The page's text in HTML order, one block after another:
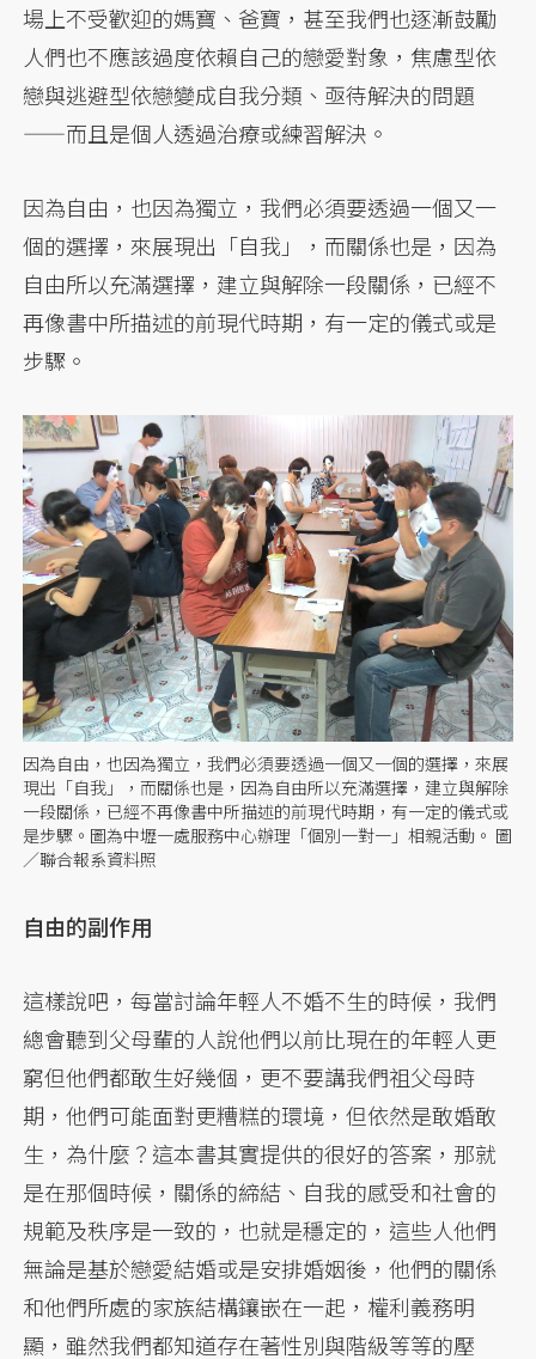
場上不受歡迎的媽寶、爸寶，甚至我們也逐漸鼓勵
人們也不應該過度依賴自己的戀愛對象，焦慮型依
戀與逃避型依戀變成自我分類、亟待解決的問題
——而且是個人透過治療或練習解決。
因為自由，也因為獨立，我們必須要透過一個又一
個的選擇，來展現出「自我」，而關係也是，因為
自由所以充滿選擇，建立與解除一段關係，已經不
再像書中所描述的前現代時期，有一定的儀式或是
步驟。
因為自由，也因為獨立，我們必須要透過一個又一個的選擇，來展
現出「自我」，而關係也是，因為自由所以充滿選擇，建立與解除
一段關係，已經不再像書中所描述的前現代時期，有一定的儀式或
是步驟。圖為中壢一處服務中心辦理「個別一對一」相親活動。 圖
／聯合報系資料照
自由的副作用
這樣說吧，每當討論年輕人不婚不生的時候，我們
總會聽到父母輩的人說他們以前比現在的年輕人更
窮但他們都敢生好幾個，更不要講我們祖父母時
期，他們可能面對更糟糕的環境，但依然是敢婚敢
生，為什麼？這本書其實提供的很好的答案，那就
是在那個時候，關係的締結、自我的感受和社會的
規範及秩序是一致的，也就是穩定的，這些人他們
無論是基於戀愛結婚或是安排婚姻後，他們的關係
和他們所處的家族結構鑲嵌在一起，權利義務明
顯，雖然我們都知道存在著性別與階級等等的壓